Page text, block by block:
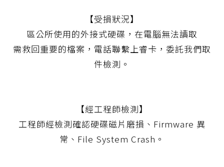
【受損狀況】
區公所使用的外接式硬碟，在電腦無法讀取
需救回重要的檔案，電話聯繫上睿卡，委託我們取
件檢測。
【經工程師檢測】
工程師經檢測確認硬碟磁片磨損、Firmware 異
常、File System Crash。